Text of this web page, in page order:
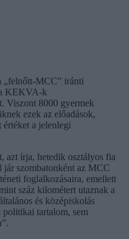
„felnőtt-MCC” iránti
a KEKVA-k
Viszont 8000 gyermek
ezek az előadások,
értéket a jelenlegi
azt írja, hetedik osztályos fia
jár szombatonként az MCC
foglalkozásaira, emellett
száz kilométert utaznak a
és középiskolás
tartalom, sem